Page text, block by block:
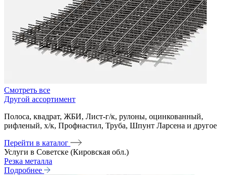
Смотреть все
Другой ассортимент
Полоса, квадрат, ЖБИ, Лист-г/к, рулоны, оцинкованный,
рифленый, х/к, Профнастил, Труба, Шпунт Ларсена и другое
Перейти в каталог
Услуги в Советске (Кировская обл.)
Резка металла
Подробнее